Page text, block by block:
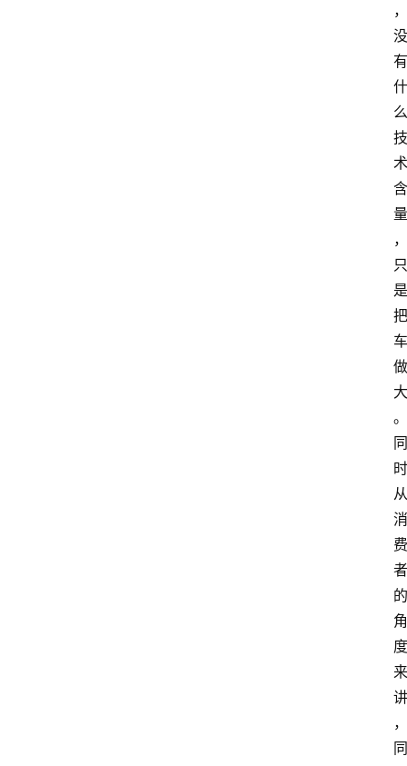
，
没
有
什
么
技
术
含
量
，
只
是
把
车
做
大
。
同
时
从
消
费
者
的
角
度
来
讲
，
同